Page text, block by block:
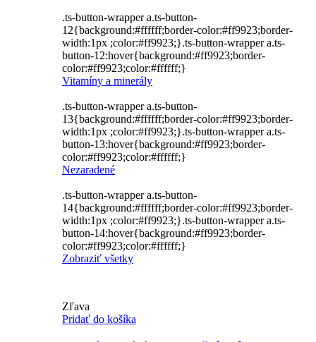
.ts-button-wrapper a.ts-button-
12{background:#ffffff;border-color:#ff9923;border-
width:1px ;color:#ff9923;}.ts-button-wrapper a.ts-
button-12:hover{background:#ff9923;border-
color:#ff9923;color:#ffffff;}
Vitamíny a minerály
.ts-button-wrapper a.ts-button-
13{background:#ffffff;border-color:#ff9923;border-
width:1px ;color:#ff9923;}.ts-button-wrapper a.ts-
button-13:hover{background:#ff9923;border-
color:#ff9923;color:#ffffff;}
Nezaradené
.ts-button-wrapper a.ts-button-
14{background:#ffffff;border-color:#ff9923;border-
width:1px ;color:#ff9923;}.ts-button-wrapper a.ts-
button-14:hover{background:#ff9923;border-
color:#ff9923;color:#ffffff;}
Zobraziť všetky
Zľava
Pridať do košíka